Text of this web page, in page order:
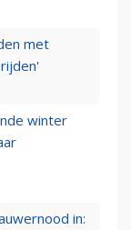
met
winter
in: